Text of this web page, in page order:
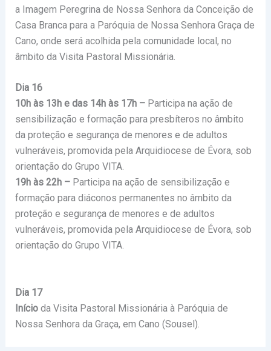
a Imagem Peregrina de Nossa Senhora da Conceição de
Casa Branca para a Paróquia de Nossa Senhora Graça de
Cano, onde será acolhida pela comunidade local, no
âmbito da Visita Pastoral Missionária.
Dia 16
10h às 13h e das 14h às 17h –Participa na ação de
sensibilização e formação para presbíteros no âmbito
da proteção e segurança de menores e de adultos
vulneráveis, promovida pela Arquidiocese de Évora, sob
orientação do Grupo VITA.
19h às 22h – Participa na ação de sensibilização e
formação para diáconos permanentes no âmbito da
proteção e segurança de menores e de adultos
vulneráveis, promovida pela Arquidiocese de Évora, sob
orientação do Grupo VITA.
Dia 17
Início da Visita Pastoral Missionária à Paróquia de
Nossa Senhora da Graça, em Cano (Sousel).